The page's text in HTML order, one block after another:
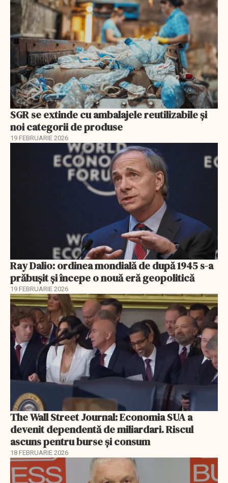
SGR se extinde cu ambalajele reutilizabile și
noi categorii de produse
19 FEBRUARIE 2026
Ray Dalio: ordinea mondială de după 1945 s-a
prăbușit și începe o nouă eră geopolitică
19 FEBRUARIE 2026
The Wall Street Journal: Economia SUA a
devenit dependentă de miliardari. Riscul
ascuns pentru burse și consum
18 FEBRUARIE 2026
EXCLUSIV